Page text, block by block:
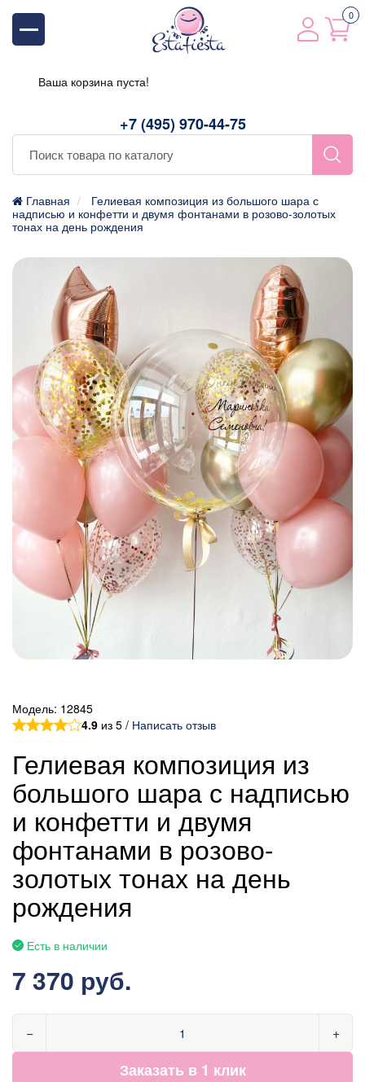
+7 (495) 970-44-75
0
Ваша корзина пуста!
Главная
Гелиевая композиция из большого шара с
надписью и конфетти и двумя фонтанами в розово-золотых
тонах на день рождения
Модель: 12845
4.9 из 5 / Написать отзыв
Гелиевая композиция из
большого шара с надписью
и конфетти и двумя
фонтанами в розово-
золотых тонах на день
рождения
Есть в наличии
7 370 руб.
− +
Заказать в 1 клик